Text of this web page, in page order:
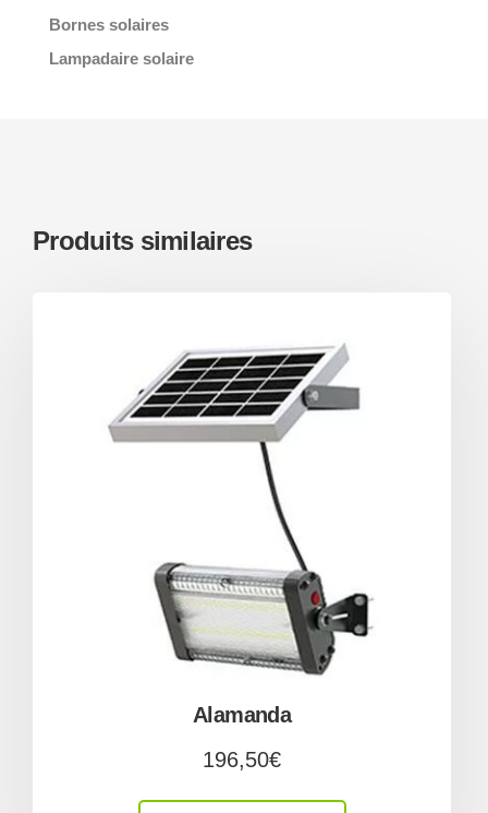
Bornes solaires
Lampadaire solaire
Produits similaires
Alamanda
196,50€